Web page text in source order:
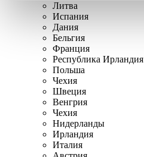
Литва
Испания
Дания
Бельгия
Франция
Республика Ирландия
Польша
Чехия
Швеция
Венгрия
Чехия
Нидерланды
Ирландия
Италия